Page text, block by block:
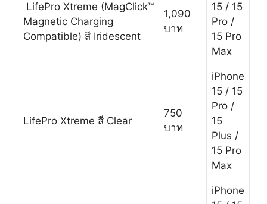
LifePro Xtreme (MagClick™
Magnetic Charging
Compatible) สี Iridescent
1,090
บาท
15 / 15
Pro /
15 Pro
Max
LifePro Xtreme สี Clear
750
บาท
iPhone
15 / 15
Pro /
15
Plus /
15 Pro
Max
iPhone